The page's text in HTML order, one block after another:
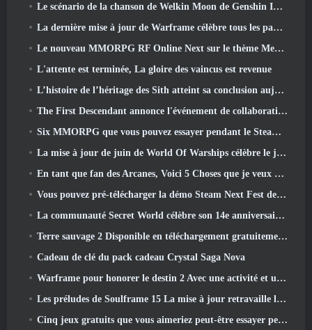
Le scénario de la chanson de Welkin Moon de Genshin Impact touche à sa fin.. Sur la Lune
La dernière mise à jour de Warframe célèbre tous les papas de l'espace
Le nouveau MMORPG RF Online Next sur le thème Mech de Netmarble sera lancé à l'échelle mondiale
L'attente est terminée, La gloire des vaincus est revenue
L’histoire de l’héritage des Sith atteint sa conclusion aujourd’hui dans la dernière mise à jour de SWTOR
The First Descendant annonce l'événement de collaboration EVANGELION
Six MMORPG que vous pouvez essayer pendant le Steam Next Fest
La mise à jour de juin de World Of Warships célèbre le jour de l'indépendance des États-Unis avec une nouvelle campagne narrative
En tant que fan des Arcanes, Voici 5 Choses que je veux voir du MMO Riot
Vous pouvez pré-télécharger la démo Steam Next Fest de Embers Of The Uncrowned demain
La communauté Secret World célèbre son 14e anniversaire avec un mystère qu'ils doivent résoudre ensemble
Terre sauvage 2 Disponible en téléchargement gratuitement (Et garde) Pour une durée limitée
Cadeau de clé du pack cadeau Crystal Saga Nova
Warframe pour honorer le destin 2 Avec une activité et un titre spéciaux dans le jeu
Les préludes de Soulframe 15 La mise à jour retravaille le butin et la pêche
Cinq jeux gratuits que vous aimeriez peut-être essayer pendant le Bullet Fest